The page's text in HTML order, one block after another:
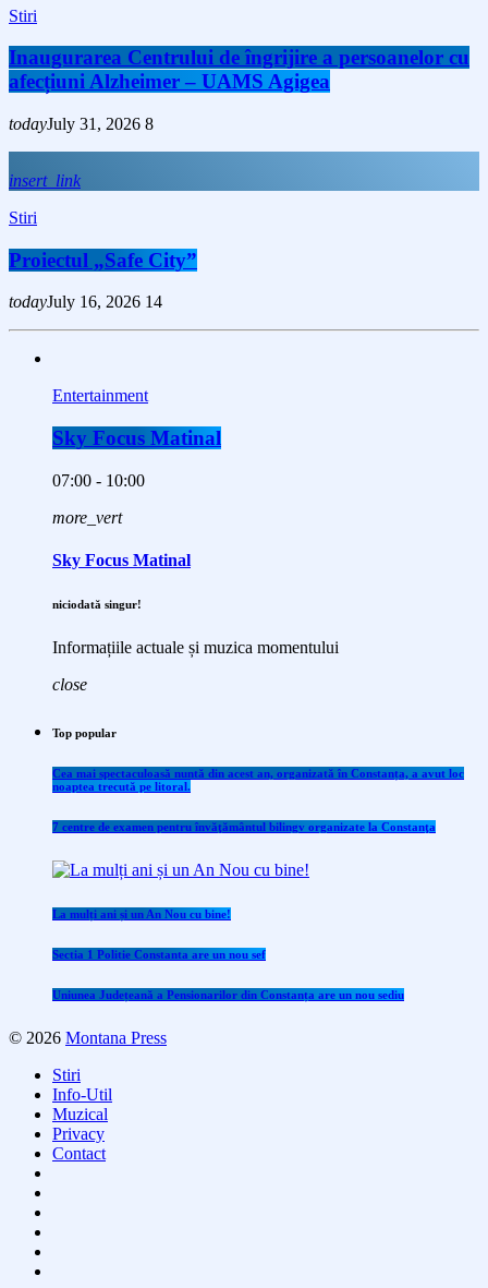
Stiri
Inaugurarea Centrului de îngrijire a persoanelor cu
afecțiuni Alzheimer – UAMS Agigea
todayJuly 31, 2026 8
insert_link
Stiri
Proiectul „Safe City”
todayJuly 16, 2026 14
Entertainment
Sky Focus Matinal
07:00 - 10:00
more_vert
Sky Focus Matinal
niciodată singur!
Informațiile actuale și muzica momentului
close
Top popular
Cea mai spectaculoasă nuntă din acest an, organizată în Constanța, a avut loc
noaptea trecută pe litoral.
7 centre de examen pentru învăţământul bilingv organizate la Constanţa
La mulți ani și un An Nou cu bine!
Sectia 1 Politie Constanta are un nou sef
Uniunea Județeană a Pensionarilor din Constanța are un nou sediu
© 2026 Montana Press
Stiri
Info-Util
Muzical
Privacy
Contact